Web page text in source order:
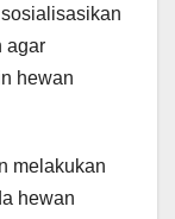
agar
hewan
melakukan
hewan